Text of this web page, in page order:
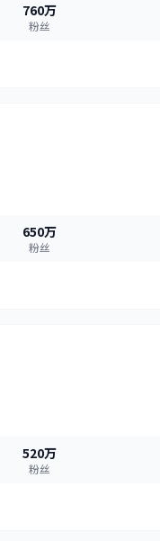
760万
粉丝
650万
粉丝
520万
粉丝